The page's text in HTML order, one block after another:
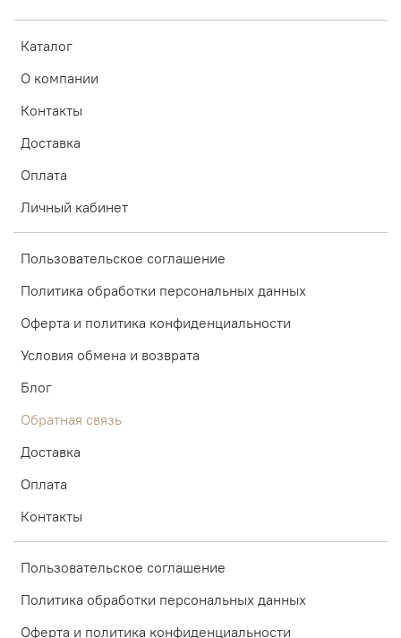
Каталог
О компании
Контакты
Доставка
Оплата
Личный кабинет
Пользовательское соглашение
Политика обработки персональных данных
Оферта и политика конфиденциальности
Условия обмена и возврата
Блог
Обратная связь
Доставка
Оплата
Контакты
Пользовательское соглашение
Политика обработки персональных данных
Оферта и политика конфиденциальности